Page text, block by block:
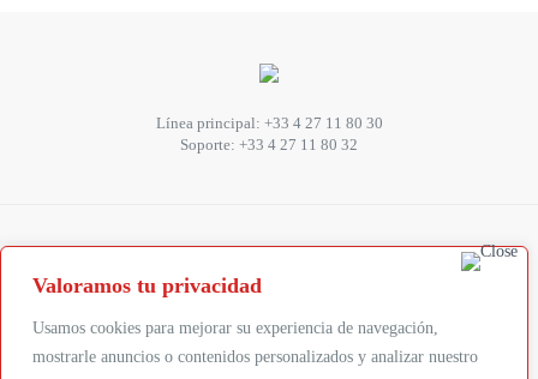
Valoramos tu privacidad
Usamos cookies para mejorar su experiencia de navegación,
mostrarle anuncios o contenidos personalizados y analizar nuestro
Línea principal: +33 4 27 11 80 30
Soporte: +33 4 27 11 80 32
Abonnez-vous à la newsletter